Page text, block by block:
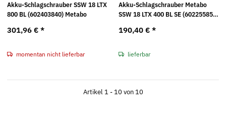
Akku-Schlagschrauber SSW 18 LTX
800 BL (602403840) Metabo
301,96 € *
momentan nicht lieferbar
Akku-Schlagschrauber Metabo
SSW 18 LTX 400 BL SE (602255850)
190,40 € *
lieferbar
Artikel 1 - 10 von 10